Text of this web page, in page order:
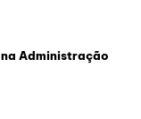
Administração